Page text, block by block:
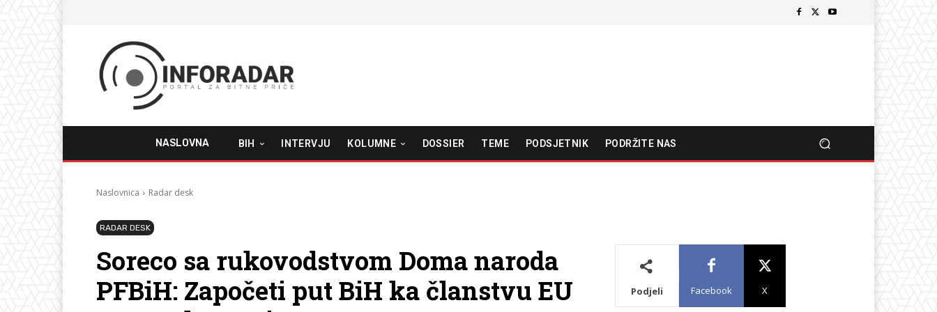
NASLOVNA BIH INTERVJU KOLUMNE DOSSIER TEME PODSJETNIK PODRŽITE NAS
Naslovnica Radar desk
RADAR DESK
Soreco sa rukovodstvom Doma naroda
PFBiH: Započeti put BiH ka članstvu EU
Podjeli Facebook X